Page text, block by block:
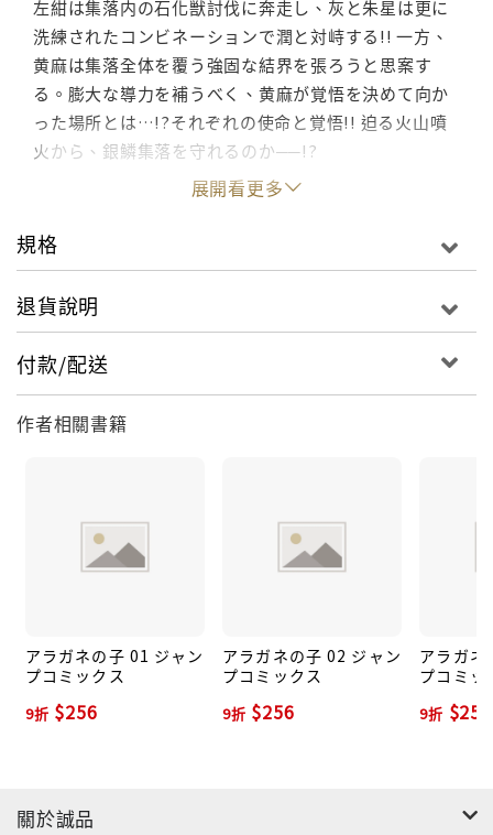
左紺は集落内の石化獣討伐に奔走し、灰と朱星は更に
洗練されたコンビネーションで潤と対峙する!! 一方、
黄麻は集落全体を覆う強固な結界を張ろうと思案す
る。膨大な導力を補うべく、黄麻が覚悟を決めて向か
った場所とは…!?それぞれの使命と覚悟!! 迫る火山噴
火から、銀鱗集落を守れるのか──!?
展開看更多
規格
退貨說明
付款/配送
作者相關書籍
アラガネの子 01 ジャン
プコミックス
9折 $256
アラガネの子 02 ジャン
プコミックス
9折 $256
アラガネ
プコミッ
9折 $256
關於誠品